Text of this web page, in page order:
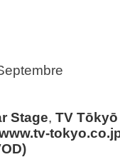
Stage, TV Tōkyō